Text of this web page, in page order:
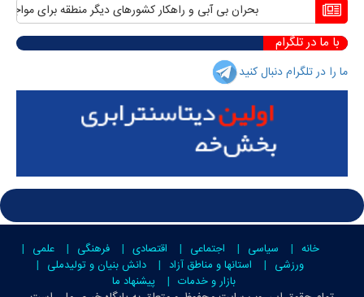
بحران بی آبی و راهکار کشورهای دیگر منطقه برای مواجهه
با ما در تلگرام
ما را در تلگرام دنبال کنید
خانه سیاسی اجتماعی اقتصادی فرهنگی
علمی
ورزشی
استانها و مناطق آزاد
دانش بنیان و تولیدملی
بازار و خدمات
پیشنهاد ما